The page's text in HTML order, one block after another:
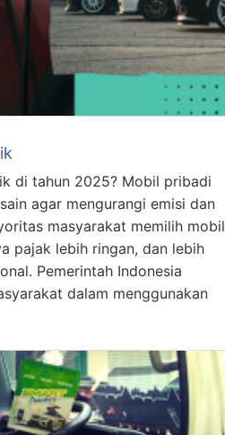
di tahun 2025? Mobil pribadi
agar mengurangi emisi dan
masyarakat memilih mobil
pajak lebih ringan, dan lebih
Pemerintah Indonesia
dalam menggunakan